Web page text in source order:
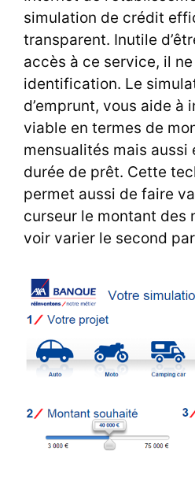
simulation de crédit
transparent. Inutile
accès à ce service, il
identification. Le
d’emprunt, vous aide à
viable en termes de
mensualités mais aussi
durée de prêt. Cette
permet aussi de faire
curseur le montant des
voir varier le second